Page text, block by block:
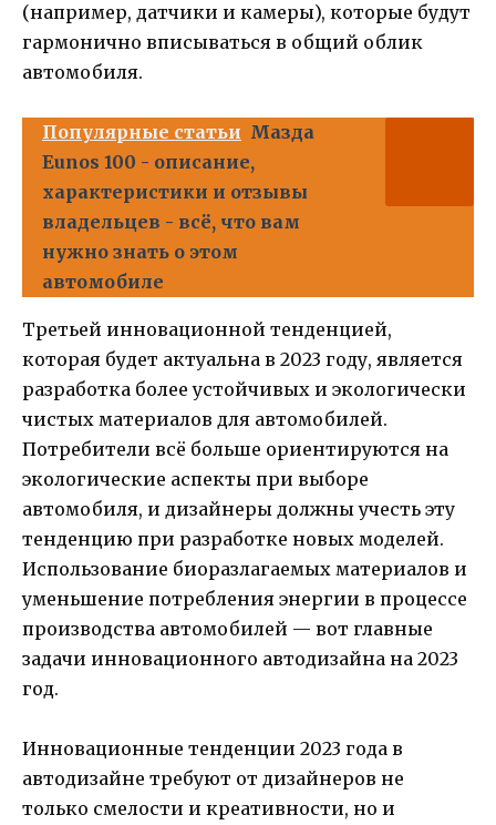
(например, датчики и камеры), которые будут
гармонично вписываться в общий облик
автомобиля.
Популярные статьи Мазда
Eunos 100 - описание,
характеристики и отзывы
владельцев - всё, что вам
нужно знать о этом
автомобиле
Третьей инновационной тенденцией,
которая будет актуальна в 2023 году, является
разработка более устойчивых и экологически
чистых материалов для автомобилей.
Потребители всё больше ориентируются на
экологические аспекты при выборе
автомобиля, и дизайнеры должны учесть эту
тенденцию при разработке новых моделей.
Использование биоразлагаемых материалов и
уменьшение потребления энергии в процессе
производства автомобилей — вот главные
задачи инновационного автодизайна на 2023
год.
Инновационные тенденции 2023 года в
автодизайне требуют от дизайнеров не
только смелости и креативности, но и